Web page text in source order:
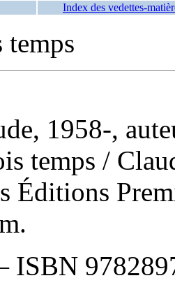
Index des vedettes-
1958-,
temps /
Éditions
ISBN